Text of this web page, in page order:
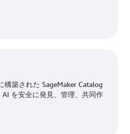
構築された SageMaker Catalog
を安全に発見、管理、共同作